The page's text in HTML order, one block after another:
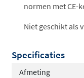
normen met CE-
Niet geschikt als
Specificaties
Afmeting